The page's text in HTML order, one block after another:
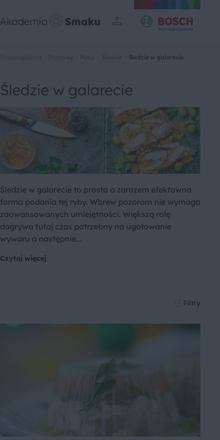
Śledzie w galarecie
Śledzie w galarecie
Śledzie w galarecie to prosta a zarazem efektowna
forma podania tej ryby. Wbrew pozorom nie wymaga
zaawansowanych umiejętności. Większą rolę
dogrywa tutaj czas potrzebny na ugotowanie
wywaru a następnie...
Czytaj więcej
Filtry